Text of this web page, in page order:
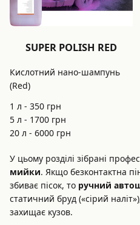
SUPER POLISH RED
Кислотний нано-шампунь
(Red)
1 л - 350 грн
5 л - 1700 грн
20 л - 6000 грн
У цьому розділі зібрані
мийки. Якщо безконтактна
збиває пісок, то ручний
статичний бруд («сірий
захищає кузов.